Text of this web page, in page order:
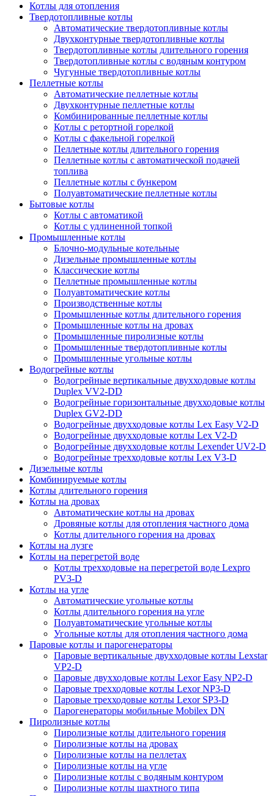
Котлы для отопления
Твердотопливные котлы
Автоматические твердотопливные котлы
Двухконтурные твердотопливные котлы
Твердотопливные котлы длительного горения
Твердотопливные котлы с водяным контуром
Чугунные твердотопливные котлы
Пеллетные котлы
Автоматические пеллетные котлы
Двухконтурные пеллетные котлы
Комбинированные пеллетные котлы
Котлы с ретортной горелкой
Котлы с факельной горелкой
Пеллетные котлы длительного горения
Пеллетные котлы с автоматической подачей
топлива
Пеллетные котлы с бункером
Полуавтоматические пеллетные котлы
Бытовые котлы
Котлы с автоматикой
Котлы с удлиненной топкой
Промышленные котлы
Блочно-модульные котельные
Дизельные промышленные котлы
Классические котлы
Пеллетные промышленные котлы
Полуавтоматические котлы
Производственные котлы
Промышленные котлы длительного горения
Промышленные котлы на дровах
Промышленные пиролизные котлы
Промышленные твердотопливные котлы
Промышленные угольные котлы
Водогрейные котлы
Водогрейные вертикальные двухходовые котлы
Duplex VV2-DD
Водогрейные горизонтальные двухходовые котлы
Duplex GV2-DD
Водогрейные двухходовые котлы Lex Easy V2-D
Водогрейные двухходовые котлы Lex V2-D
Водогрейные двухходовые котлы Lexender UV2-D
Водогрейные трехходовые котлы Lex V3-D
Дизельные котлы
Комбинируемые котлы
Котлы длительного горения
Котлы на дровах
Автоматические котлы на дровах
Дровяные котлы для отопления частного дома
Котлы длительного горения на дровах
Котлы на лузге
Котлы на перегретой воде
Котлы трехходовые на перегретой воде Lexpro
PV3-D
Котлы на угле
Автоматические угольные котлы
Котлы длительного горения на угле
Полуавтоматические угольные котлы
Угольные котлы для отопления частного дома
Паровые котлы и парогенераторы
Паровые вертикальные двухходовые котлы Lexstar
VP2-D
Паровые двухходовые котлы Lexor Easy NP2-D
Паровые трехходовые котлы Lexor NP3-D
Паровые трехходовые котлы Lexor SP3-D
Парогенераторы мобильные Mobilex DN
Пиролизные котлы
Пиролизные котлы длительного горения
Пиролизные котлы на дровах
Пиролизные котлы на пеллетах
Пиролизные котлы на угле
Пиролизные котлы с водяным контуром
Пиролизные котлы шахтного типа